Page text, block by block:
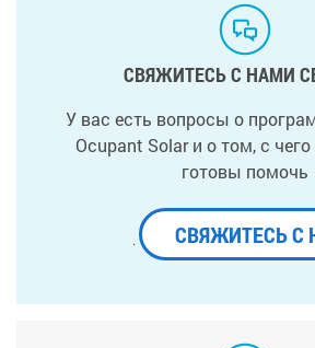
СВЯЖИТЕСЬ С НАМИ
У вас есть вопросы о
Ocupant Solar и о том, с
готовы помочь
. СВЯЖИТЕСЬ С